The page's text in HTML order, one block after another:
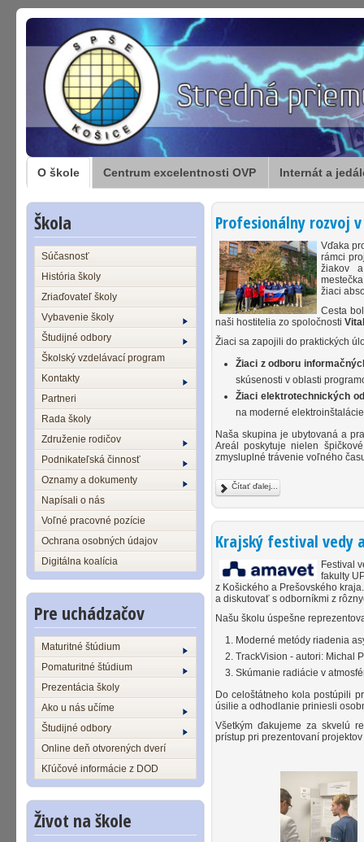
O škole Centrum excelentnosti OVP Internát a
Škola
Súčasnosť
História školy
Zriaďovateľ školy
Vybavenie školy
Študijné odbory
Školský vzdelávací program
Kontakty
Partneri
Rada školy
Združenie rodičov
Podnikateľská činnosť
Oznamy a dokumenty
Napísali o nás
Voľné pracovné pozície
Ochrana osobných údajov
Digitálna koalícia
Pre uchádzačov
Maturitné štúdium
Pomaturitné štúdium
Prezentácia školy
Ako u nás učíme
Študijné odbory
Online deň otvorených dverí
Kľúčové informácie z DOD
Život na škole
Profesionálny rozvoj
Vďaka
rámci
žiakov
žiaci
Cesta
naši hostitelia zo spoločnosti
Žiaci sa zapojili do praktických
Žiaci z odboru
skúsenosti v oblasti
Žiaci elektrotechnických
na moderné
Naša skupina je ubytovaná a
Areál poskytuje nielen
zmysluplné trávenie voľného
Čítať ďalej...
Krajský festival vedy
Festival
fakulty
z Košického a Prešovského
a diskutovať s odborníkmi z
Našu školu úspešne
Moderné metódy riadenia
TrackVision - autori: Michal
Skúmanie radiácie v
Do celoštátneho kola postúpili
úsilie a odhodlanie priniesli
Všetkým ďakujeme za skvelú
prístup pri prezentovaní